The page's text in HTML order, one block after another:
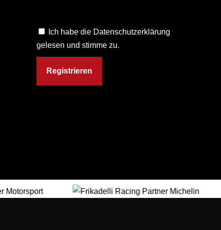
Ich habe die Datenschutzerklärung
gelesen und stimme zu.